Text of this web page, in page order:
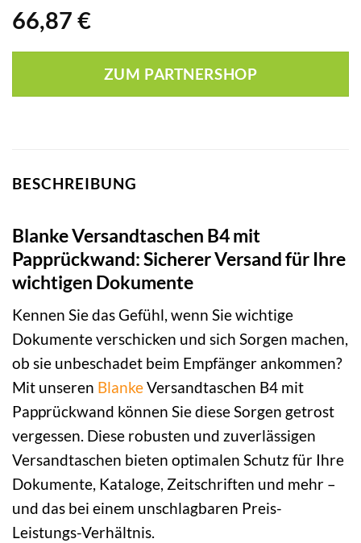
66,87 €
ZUM PARTNERSHOP
BESCHREIBUNG
Blanke Versandtaschen B4 mit
Papprückwand: Sicherer Versand für Ihre
wichtigen Dokumente
Kennen Sie das Gefühl, wenn Sie wichtige
Dokumente verschicken und sich Sorgen machen,
ob sie unbeschadet beim Empfänger ankommen?
Mit unseren BlankeVersandtaschen B4 mit
Papprückwand können Sie diese Sorgen getrost
vergessen. Diese robusten und zuverlässigen
Versandtaschen bieten optimalen Schutz für Ihre
Dokumente, Kataloge, Zeitschriften und mehr –
und das bei einem unschlagbaren Preis-
Leistungs-Verhältnis.